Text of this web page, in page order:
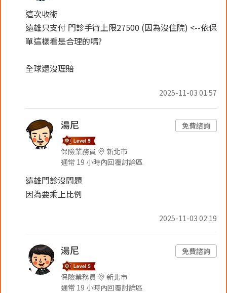
這次收術
遠雄只支付 門診手術上限27500 (因為沒住院) <--依保
單這樣看是合理的嗎?
全球還沒理賠
2025-11-03 01:57
湯尼
保險業務員
新北市
通常 19 小時內回覆討論區
免費諮詢
遠雄門診沒問題
因為要乘上比例
2025-11-03 02:19
湯尼
保險業務員
新北市
通常 19 小時內回覆討論區
免費諮詢